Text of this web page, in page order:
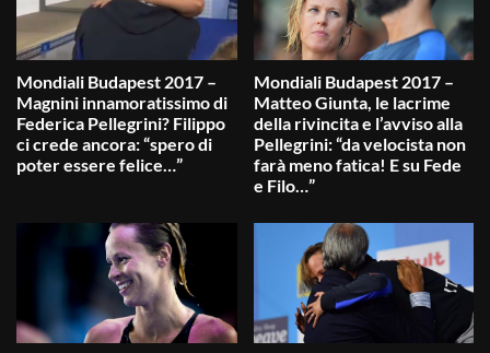
Mondiali Budapest 2017 –
Magnini innamoratissimo di
Federica Pellegrini? Filippo
ci crede ancora: “spero di
poter essere felice…”
Mondiali Budapest 2017 –
Matteo Giunta, le lacrime
della rivincita e l’avviso alla
Pellegrini: “da velocista non
farà meno fatica! E su Fede
e Filo…”